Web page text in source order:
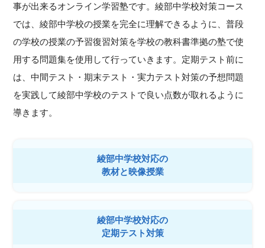
事が出来るオンライン学習塾です。綾部中学校対策コース
では、綾部中学校の授業を完全に理解できるように、普段
の学校の授業の予習復習対策を学校の教科書準拠の塾で使
用する問題集を使用して行っていきます。定期テスト前に
は、中間テスト・期末テスト・実力テスト対策の予想問題
を実践して綾部中学校のテストで良い点数が取れるように
導きます。
綾部中学校対応の
教材と映像授業
綾部中学校対応の
定期テスト対策